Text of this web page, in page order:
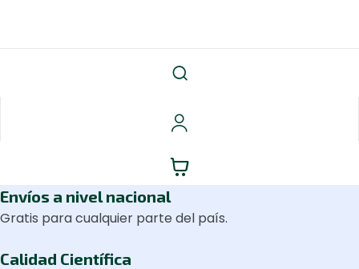
Envíos a nivel nacional
Gratis para cualquier parte del país.
Calidad Científica